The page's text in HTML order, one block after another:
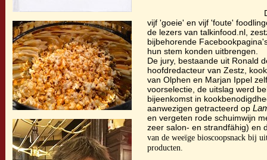
Daarvoor
vijf 'goeie' en vijf 'foute'
de lezers van talkinfood.nl,
bijbehorende
hun stem konden uitbrengen.
De jury, bestaande uit Ronald
hoofdredacteur van Zestz,
van Olphen en Marjan Ippel
voorselectie, de uitslag werd
bijeenkomst in
aanwezigen getracteerd op
en vergeten rode schuimwijn
zeer salon- en strandfähig) en
van de weeïge bioscoopsnack bij
producten.